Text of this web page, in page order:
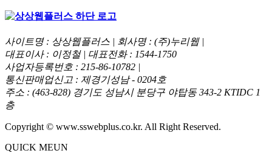
사이트명 : 상상웹플러스 | 회사명 : (주)누리웹 |
대표이사 : 이정철 | 대표전화 : 1544-1750
사업자등록번호 : 215-86-10782 |
통신판매업신고 : 제경기성남 - 0204호
주소 : (463-828) 경기도 성남시 분당구 야탑동 343-2 KTIDC 1
층
Copyright © www.sswebplus.co.kr. All Right Reserved.
QUICK MEUN